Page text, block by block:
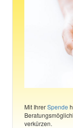
Mit IhrerSpende
verkürzen.